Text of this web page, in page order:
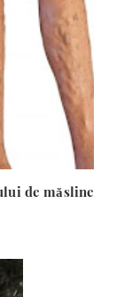
de măsline